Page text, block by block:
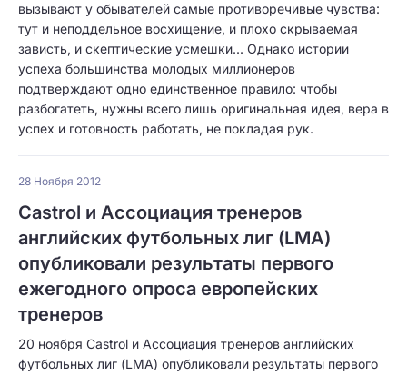
вызывают у обывателей самые противоречивые чувства:
тут и неподдельное восхищение, и плохо скрываемая
зависть, и скептические усмешки... Однако истории
успеха большинства молодых миллионеров
подтверждают одно единственное правило: чтобы
разбогатеть, нужны всего лишь оригинальная идея, вера в
успех и готовность работать, не покладая рук.
28 Ноября 2012
Castrol и Ассоциация тренеров
английских футбольных лиг (LMA)
опубликовали результаты первого
ежегодного опроса европейских
тренеров
20 ноября Castrol и Ассоциация тренеров английских
футбольных лиг (LMA) опубликовали результаты первого